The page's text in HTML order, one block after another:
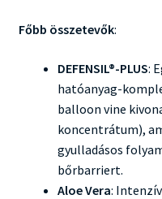
Főbb összetevők:
DEFENSIL®-PLUS:
hatóanyag-
balloon vine
koncentrátum),
gyulladásos
bőrbarriert.
Aloe Vera: